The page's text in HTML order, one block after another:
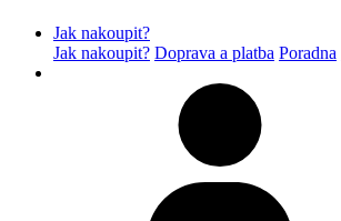
Jak nakoupit?
Jak nakoupit? Doprava a platba Poradna